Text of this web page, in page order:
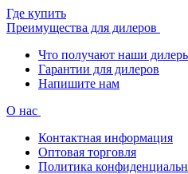
Где купить
Преимущества для дилеров
Что получают наши
Гарантии для дилеров
Напишите нам
О нас
Контактная информация
Оптовая торговля
Политика